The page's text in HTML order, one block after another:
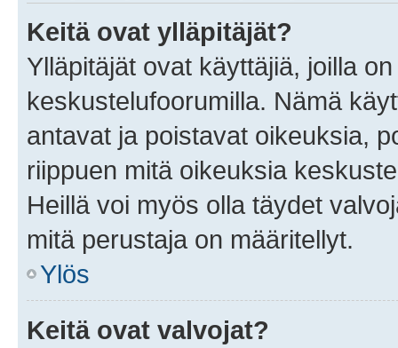
Keitä ovat ylläpitäjät?
Ylläpitäjät ovat käyttäjiä, joilla
keskustelufoorumilla. Nämä
antavat ja poistavat oikeuksia,
riippuen mitä oikeuksia
Heillä voi myös olla täydet
mitä perustaja on määritellyt.
Ylös
Keitä ovat valvojat?